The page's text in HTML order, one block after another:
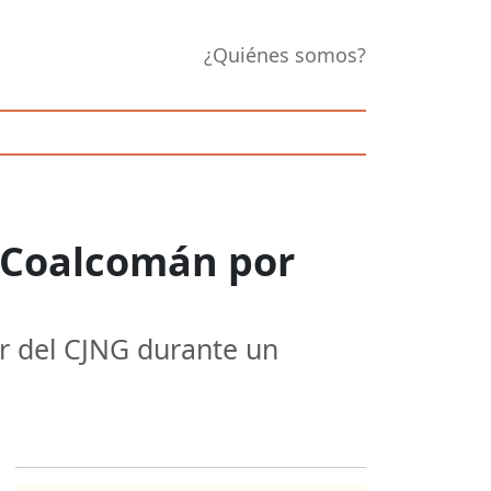
¿Quiénes somos?
por
CJNG durante un